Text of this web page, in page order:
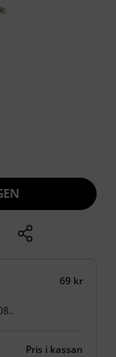
69 kr
.
Pris i kassan